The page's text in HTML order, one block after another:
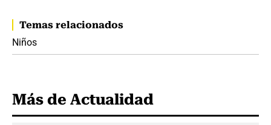
Temas relacionados
Niños
Más de Actualidad